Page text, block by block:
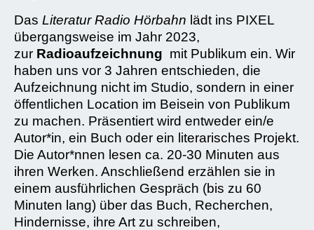
Das Literatur Radio Hörbahn lädt ins PIXEL
übergangsweise im Jahr 2023,
zur Radioaufzeichnung mit Publikum ein. Wir
haben uns vor 3 Jahren entschieden, die
Aufzeichnung nicht im Studio, sondern in einer
öffentlichen Location im Beisein von Publikum
zu machen. Präsentiert wird entweder ein/e
Autor*in, ein Buch oder ein literarisches Projekt.
Die Autor*nnen lesen ca. 20-30 Minuten aus
ihren Werken. Anschließend erzählen sie in
einem ausführlichen Gespräch (bis zu 60
Minuten lang) über das Buch, Recherchen,
Hindernisse, ihre Art zu schreiben,